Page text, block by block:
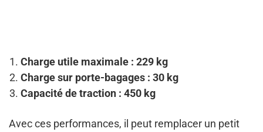
Charge utile maximale : 229 kg
Charge sur porte-bagages : 30 kg
Capacité de traction : 450 kg
Avec ces performances, il peut remplacer un petit